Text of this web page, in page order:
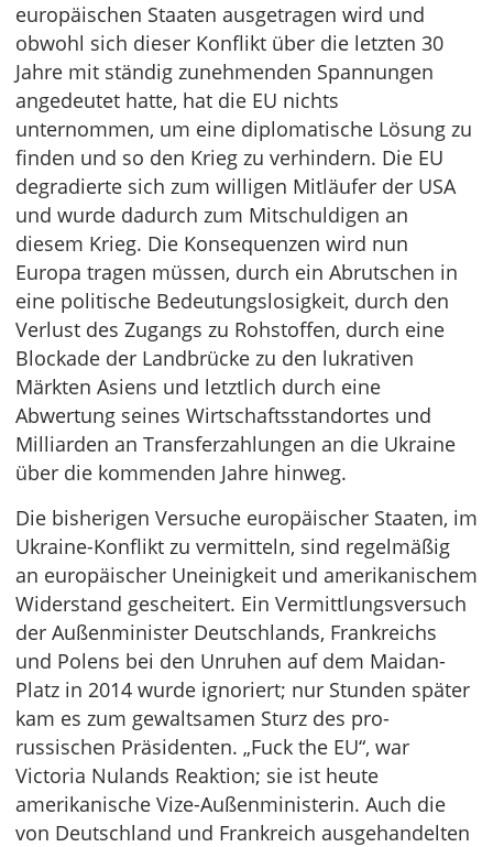
europäischen Staaten ausgetragen wird und
obwohl sich dieser Konflikt über die letzten 30
Jahre mit ständig zunehmenden Spannungen
angedeutet hatte, hat die EU nichts
unternommen, um eine diplomatische Lösung zu
finden und so den Krieg zu verhindern. Die EU
degradierte sich zum willigen Mitläufer der USA
und wurde dadurch zum Mitschuldigen an
diesem Krieg. Die Konsequenzen wird nun
Europa tragen müssen, durch ein Abrutschen in
eine politische Bedeutungslosigkeit, durch den
Verlust des Zugangs zu Rohstoffen, durch eine
Blockade der Landbrücke zu den lukrativen
Märkten Asiens und letztlich durch eine
Abwertung seines Wirtschaftsstandortes und
Milliarden an Transferzahlungen an die Ukraine
über die kommenden Jahre hinweg.
Die bisherigen Versuche europäischer Staaten, im
Ukraine-Konflikt zu vermitteln, sind regelmäßig
an europäischer Uneinigkeit und amerikanischem
Widerstand gescheitert. Ein Vermittlungsversuch
der Außenminister Deutschlands, Frankreichs
und Polens bei den Unruhen auf dem Maidan-
Platz in 2014 wurde ignoriert; nur Stunden später
kam es zum gewaltsamen Sturz des pro-
russischen Präsidenten. „Fuck the EU“, war
Victoria Nulands Reaktion; sie ist heute
amerikanische Vize-Außenministerin. Auch die
von Deutschland und Frankreich ausgehandelten